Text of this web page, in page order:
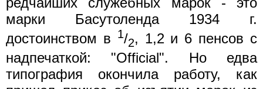
марки Басутоленда 1934 г.
достоинством в 1/2, 1,2 и 6 пенсов с
надпечаткой: "Official". Но едва
типография окончила работу, как